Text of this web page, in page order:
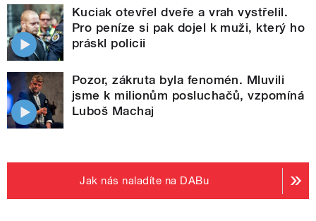
Kuciak otevřel dveře a vrah vystřelil.
Pro peníze si pak dojel k muži, který ho
práskl policii
Pozor, zákruta byla fenomén. Mluvili
jsme k milionům posluchačů, vzpomíná
Luboš Machaj
Jak nás naladíte na DABu